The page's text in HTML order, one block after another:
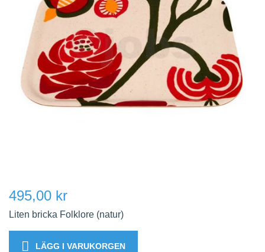
495,00 kr
Liten bricka Folklore (natur)
LÄGG I VARUKORGEN